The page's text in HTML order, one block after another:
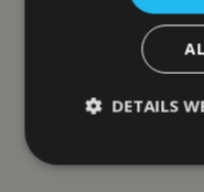
DETAILS